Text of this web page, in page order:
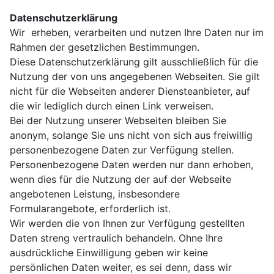
Datenschutzerklärung
Wir erheben, verarbeiten und nutzen Ihre Daten nur im
Rahmen der gesetzlichen Bestimmungen.
Diese Datenschutzerklärung gilt ausschließlich für die
Nutzung der von uns angegebenen Webseiten. Sie gilt
nicht für die Webseiten anderer Diensteanbieter, auf
die wir lediglich durch einen Link verweisen.
Bei der Nutzung unserer Webseiten bleiben Sie
anonym, solange Sie uns nicht von sich aus freiwillig
personenbezogene Daten zur Verfügung stellen.
Personenbezogene Daten werden nur dann erhoben,
wenn dies für die Nutzung der auf der Webseite
angebotenen Leistung, insbesondere
Formularangebote, erforderlich ist.
Wir werden die von Ihnen zur Verfügung gestellten
Daten streng vertraulich behandeln. Ohne Ihre
ausdrückliche Einwilligung geben wir keine
persönlichen Daten weiter, es sei denn, dass wir